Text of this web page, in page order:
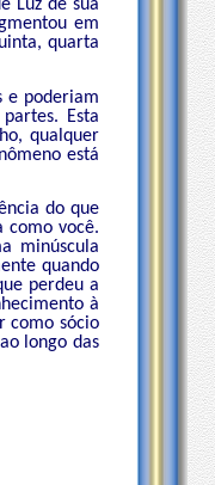
Luz de sua
em
quarta
e poderiam
Esta
qualquer
está
do que
como você.
minúscula
quando
perdeu a
à
como sócio
longo das